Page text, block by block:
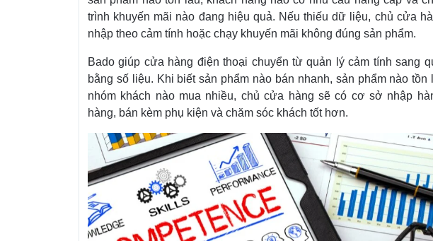
trình khuyến mãi nào đang hiệu quả. Nếu thiếu dữ liệu, chủ cửa
nhập theo cảm tính hoặc chạy khuyến mãi không đúng sản phẩm.
Bado giúp cửa hàng điện thoại chuyển từ quản lý cảm tính sang
bằng số liệu. Khi biết sản phẩm nào bán nhanh, sản phẩm nào tồn
nhóm khách nào mua nhiều, chủ cửa hàng sẽ có cơ sở nhập
hàng, bán kèm phụ kiện và chăm sóc khách tốt hơn.